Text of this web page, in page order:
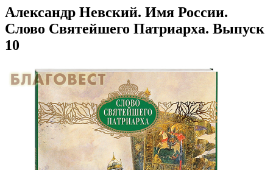
Александр Невский. Имя России.
Слово Святейшего Патриарха. Выпуск
10